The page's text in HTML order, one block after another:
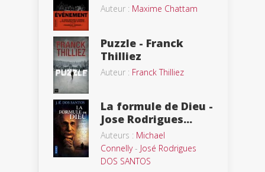
Auteur : Maxime Chattam
Puzzle - Franck
Thilliez
Auteur : Franck Thilliez
La formule de Dieu -
Jose Rodrigues...
Auteurs : Michael
Connelly- José Rodrigues
DOS SANTOS